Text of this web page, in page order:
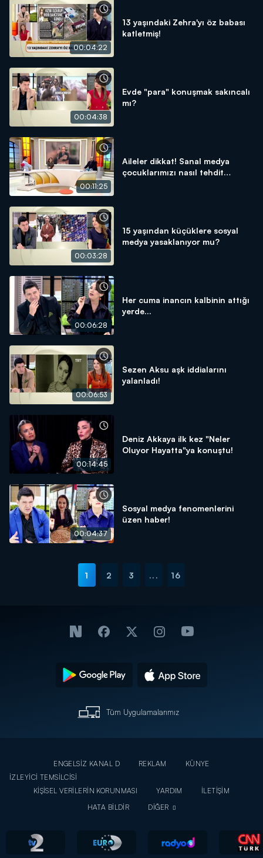
00:04:22
13 yaşındaki Zehra'yı öz babası
katletmiş!
00:04:38
Evde "para" konuşmak sakıncalı
mı?
00:11:25
Aileler dikkat! Sanal medya
çocuklarımızı nasıl tehdit
00:03:28
15 yaşından küçüklere sosyal
medya yasaklanıyor mu?
00:06:28
Her cuma inancın kalbinin attığı
yerde...
00:06:53
Sezen Aksu aşk iddialarını
yalanladı!
00:14:45
Deniz Akkaya ilk kez "Neler
Oluyor Hayatta"ya konuştu!
00:04:37
Sosyal medya fenomenlerini
üzen haber!
1 2 3 ... 16
Tüm Uygulamalarımız
ENGELSİZ KANAL D REKLAM
KÜNYE
İZLEYİCİ TEMSİLCİSİ
KİŞİSEL VERİLERİN KORUNMASI
YARDIM
İLETİŞİM
HATA BİLDİR
DİĞER